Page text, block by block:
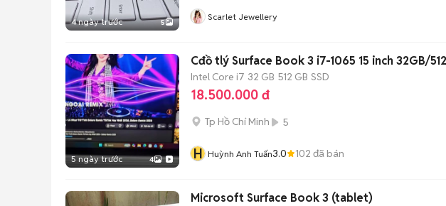
4 ngày trước 5 Scarlet Jewellery
5 ngày trước 4
Cđồ tlý Surface Book 3 i7-1065 15 inch 32GB/
Intel Core i7 32 GB 512 GB SSD
18.500.000 đ
Tp Hồ Chí Minh 5
H Huỳnh Anh Tuấn3.0 102 đã bán
Microsoft Surface Book 3 (tablet)